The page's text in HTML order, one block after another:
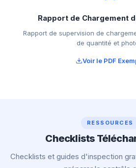
Rapport de Chargement
Rapport de supervision de
de quantité et
Voir le PDF
RESSOURCES
Checklists
Checklists et guides d'inspection